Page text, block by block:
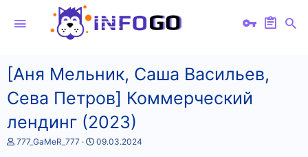
[Аня Мельник, Саша Васильев,
Сева Петров] Коммерческий
лендинг (2023)
А
777_GaMeR_777
Д
09.03.2024